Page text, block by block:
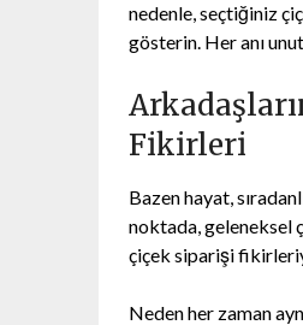
nedenle, seçtiğiniz
gösterin. Her anı
Fikirleri
Bazen hayat,
noktada, geleneksel
çiçek siparişi
Neden her zaman